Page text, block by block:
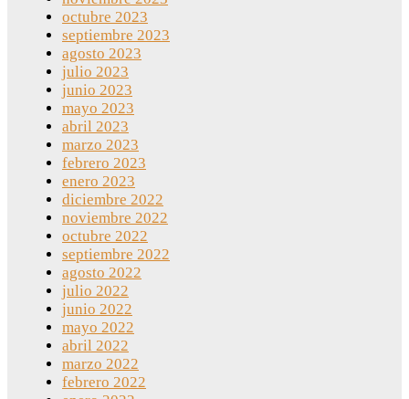
octubre 2023
septiembre 2023
agosto 2023
julio 2023
junio 2023
mayo 2023
abril 2023
marzo 2023
febrero 2023
enero 2023
diciembre 2022
noviembre 2022
octubre 2022
septiembre 2022
agosto 2022
julio 2022
junio 2022
mayo 2022
abril 2022
marzo 2022
febrero 2022